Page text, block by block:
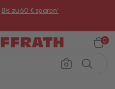
Bis zu 60 € sparen¹
0